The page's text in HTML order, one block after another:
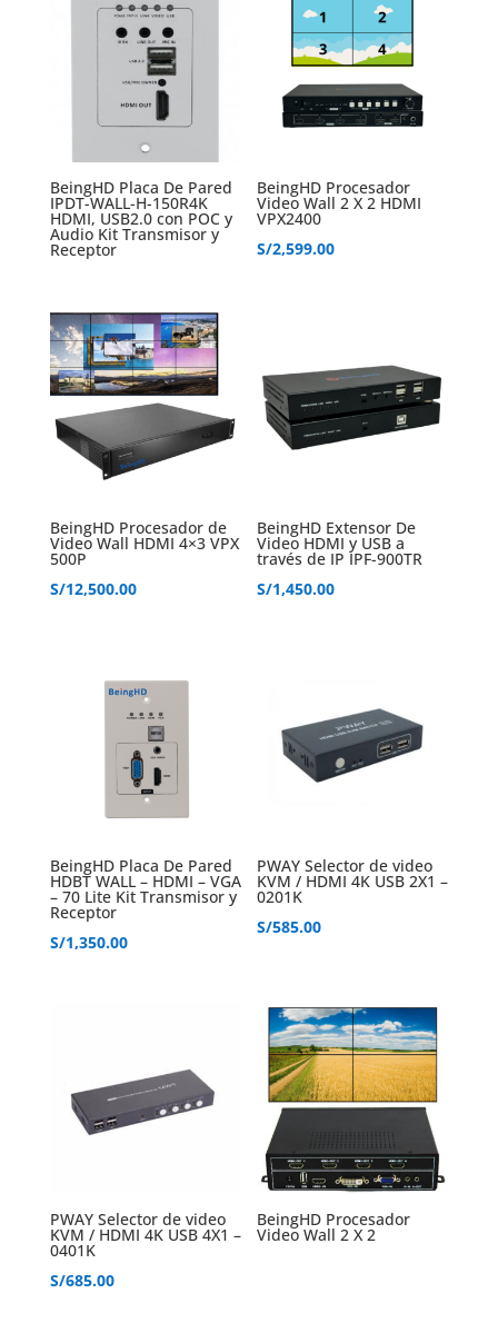
BeingHD Placa De Pared
IPDT-WALL-H-150R4K
HDMI, USB2.0 con POC y
Audio Kit Transmisor y
Receptor
BeingHD Procesador
Video Wall 2 X 2 HDMI
VPX2400
S/2,599.00
BeingHD Procesador de
Video Wall HDMI 4×3 VPX
500P
S/12,500.00
BeingHD Extensor De
Video HDMI y USB a
través de IP IPF-900TR
S/1,450.00
BeingHD Placa De Pared
HDBT WALL – HDMI – VGA
– 70 Lite Kit Transmisor y
Receptor
S/1,350.00
PWAY Selector de video
KVM / HDMI 4K USB 2X1 –
0201K
S/585.00
PWAY Selector de video
KVM / HDMI 4K USB 4X1 –
0401K
S/685.00
BeingHD Procesador
Video Wall 2 X 2